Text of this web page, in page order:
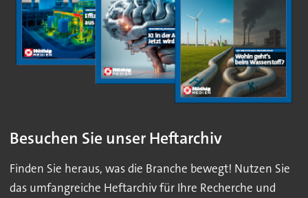
Besuchen Sie unser Heftarchiv
Finden Sie heraus, was die Branche bewegt! Nutzen Sie
das umfangreiche Heftarchiv für Ihre Recherche und